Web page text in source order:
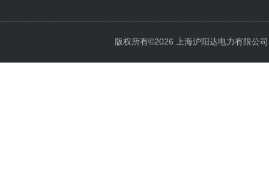
版权所有©2026 上海沪阳达电力有限公